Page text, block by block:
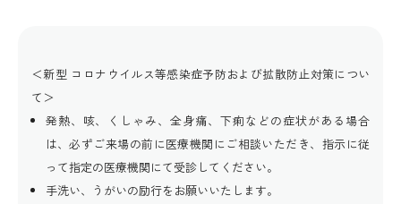
＜新型 コロナウイルス等感染症予防および拡散防止対策につい
て＞
発熱、咳、くしゃみ、全身痛、下痢などの症状がある場合
は、必ずご来場の前に医療機関にご相談いただき、指示に従
って指定の医療機関にて受診してください。
手洗い、うがいの励行をお願いいたします。